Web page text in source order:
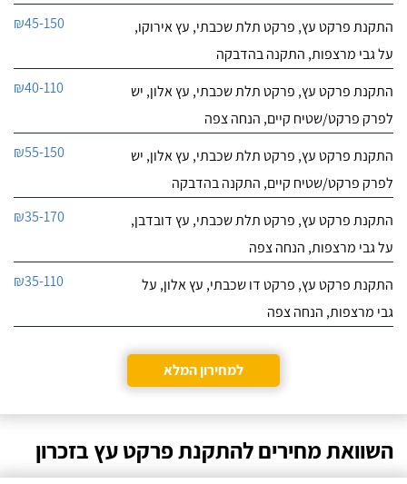
התקנת פרקט עץ, פרקט תלת שכבתי, עץ אירוקו,
על גבי מרצפות, התקנה בהדבקה
₪45-150
התקנת פרקט עץ, פרקט תלת שכבתי, עץ אלון, יש
לפרק פרקט/שטיח קיים, הנחה צפה
₪40-110
התקנת פרקט עץ, פרקט תלת שכבתי, עץ אלון, יש
לפרק פרקט/שטיח קיים, התקנה בהדבקה
₪55-150
התקנת פרקט עץ, פרקט תלת שכבתי, עץ דובדבן,
על גבי מרצפות, הנחה צפה
₪35-170
התקנת פרקט עץ, פרקט דו שכבתי, עץ אלון, על
גבי מרצפות, הנחה צפה
₪35-110
למחירון המלא
השוואת מחירים להתקנת פרקט עץ בזכרון